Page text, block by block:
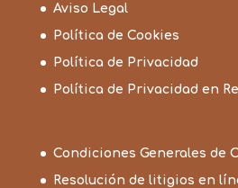
Aviso Legal
Política de Cookies
Política de Privacidad
Política de Privacidad en
Condiciones Generales de
Resolución de litigios en